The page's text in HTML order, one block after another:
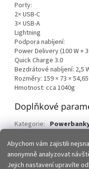
Abychom vám zajistili
anonymně analyzovat
Jejich nastavení upravíte
Porty:
2× USB-C
3× USB-A
Lightning
Podpora nabíjení:
Power Delivery (100 W +
Quick Charge 3.0
Bezdrátové nabíjení: 2,5
Rozměry: 159 × 73 ×
Hmotnost: cca 1040g
Doplňkové
Kategorie: